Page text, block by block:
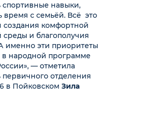
спортивные навыки,
время с семьёй. Всё это
создания комфортной
среды и благополучия
именно эти приоритеты
народной программе
— отметила
первичного отделения
в Пойковском Зила